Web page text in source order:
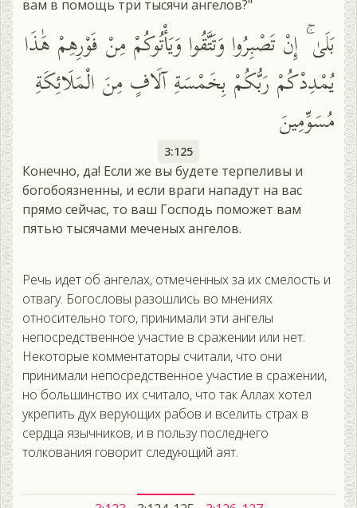
вам в помощь три тысячи ангелов?"
بَلَىٰ ۚ إِنْ تَصْبِرُوا وَتَتَّقُوا وَيَأْتُوكُمْ مِنْ فَوْرِهِمْ هَٰذَا
يُمْدِدْكُمْ رَبُّكُمْ بِخَمْسَةِ آلَافٍ مِنَ الْمَلَائِكَةِ
مُسَوِّمِينَ
3:125
Конечно, да! Если же вы будете терпеливы и
богобоязненны, и если враги нападут на вас
прямо сейчас, то ваш Господь поможет вам
пятью тысячами меченых ангелов.
Речь идет об ангелах, отмеченных за их смелость и
отвагу. Богословы разошлись во мнениях
относительно того, принимали эти ангелы
непосредственное участие в сражении или нет.
Некоторые комментаторы считали, что они
принимали непосредственное участие в сражении,
но большинство их считало, что так Аллах хотел
укрепить дух верующих рабов и вселить страх в
сердца язычников, и в пользу последнего
толкования говорит следующий аят.